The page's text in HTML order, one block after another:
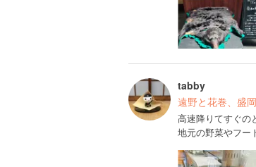
tabby
遠野と花巻、盛
高速降りてすぐの
地元の野菜やフー